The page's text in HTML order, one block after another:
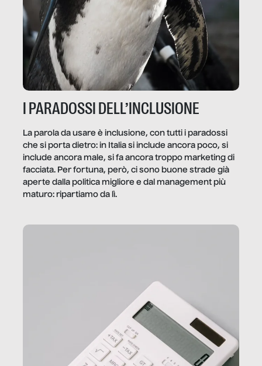
I PARADOSSI DELL’INCLUSIONE
La parola da usare è inclusione, con tutti i paradossi
che si porta dietro: in Italia si include ancora poco, si
include ancora male, si fa ancora troppo marketing di
facciata. Per fortuna, però, ci sono buone strade già
aperte dalla politica migliore e dal management più
maturo: ripartiamo da lì.